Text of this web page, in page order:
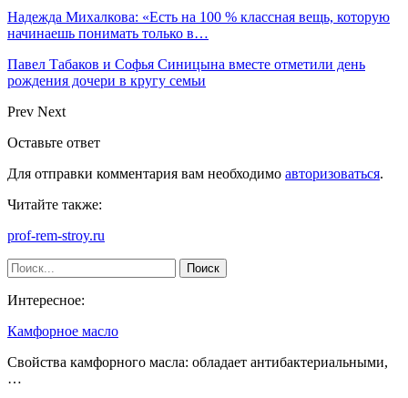
Надежда Михалкова: «Есть на 100 % классная вещь, которую
начинаешь понимать только в…
Павел Табаков и Софья Синицына вместе отметили день
рождения дочери в кругу семьи
Prev Next
Оставьте ответ
Для отправки комментария вам необходимо авторизоваться.
Читайте также:
prof-rem-stroy.ru
Интересное:
Камфорное масло
Свойства камфорного масла: обладает антибактериальными,
…